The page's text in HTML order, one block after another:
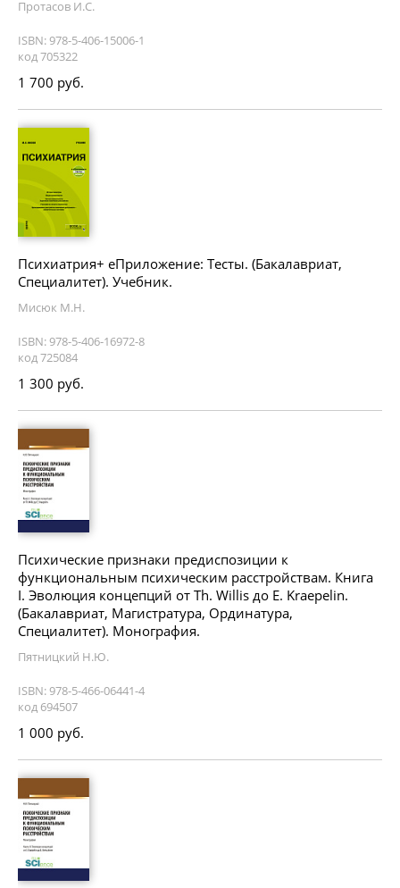
Протасов И.С.
ISBN: 978-5-406-15006-1
код 705322
1 700 руб.
Психиатрия+ еПриложение: Тесты. (Бакалавриат,
Специалитет). Учебник.
Мисюк М.Н.
ISBN: 978-5-406-16972-8
код 725084
1 300 руб.
Психические признаки предиспозиции к
функциональным психическим расстройствам. Книга
I. Эволюция концепций от Th. Willis до E. Kraepelin.
(Бакалавриат, Магистратура, Ординатура,
Специалитет). Монография.
Пятницкий Н.Ю.
ISBN: 978-5-466-06441-4
код 694507
1 000 руб.